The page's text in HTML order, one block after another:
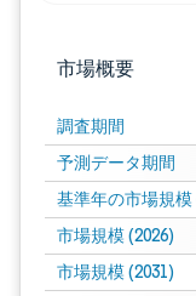
市場概要
調査期間
予測データ期間
基準年の市場規模
市場規模 (2026)
市場規模 (2031)